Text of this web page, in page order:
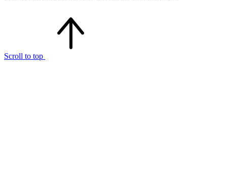
Scroll to top